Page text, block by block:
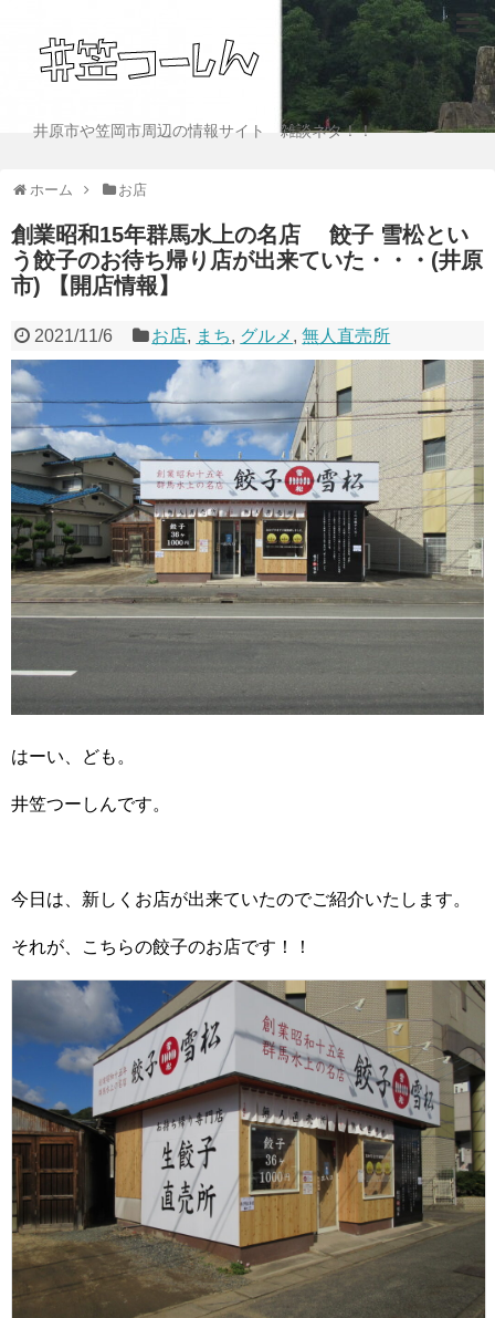
井原市や笠岡市周辺の情報サイト 雑談ネタ！！
ホーム お店
創業昭和15年群馬水上の名店 餃子 雪松とい
う餃子のお待ち帰り店が出来ていた・・・(井原
市) 【開店情報】
2021/11/6 お店, まち, グルメ ,無人直売所
はーい、ども。
井笠つーしんです。
今日は、新しくお店が出来ていたのでご紹介いたします。
それが、こちらの餃子のお店です！！